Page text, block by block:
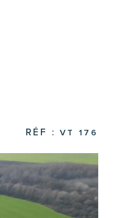
RÉF :VT 176